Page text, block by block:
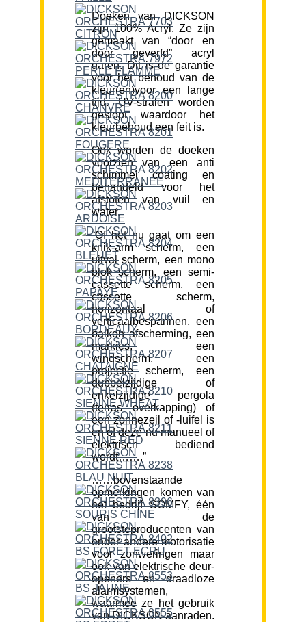
Doeken van DICKSON
zijn 100% Acryl. Ze zijn
gemaakt van “door en
door geverfd” acryl
garen. Dit is de garantie
voor het behoud van de
kleur(en)voor een lange
tijd. UV-stralen worden
gestopt waardoor het
kleurbehoud een feit is.
Ook worden de doeken
voorzien van een anti
schimmel coating en
behandeld voor het
afstoten van vuil en
water.
“Of het nu gaat om een
knik-arm scherm, een
uitval scherm, een mono
blok scherm, een semi-
cassette scherm, een
cassette scherm,
horizontaal of
verticaalbespannen, een
balkon afscherming, een
markies, een
windscherm, een
projectie scherm, een
dubbelzijdige of
enkelzijdige pergola
(terras overkapping) of
een zonnezeil of -luifel is
en of deze nu manueel of
elektrisch bediend
wordt…….”
……bovenstaande
opmerkingen komen van
het bedrijf SOMFY, één
van de
grootsteproducenten van
onder andere motorisatie
voor zonweringen maar
ook van elektrische deur-
openers en draadloze
alarmsystemen,
waarmee ze het gebruik
van DICKSON aanraden.